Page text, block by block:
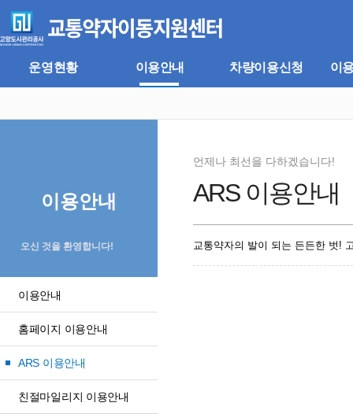
뉴
바
기
바
로
운영현황 이용안내 차량이용신청 이
이용안내
오신 것을 환영합니다!
이용안내
홈페이지 이용안내
ARS 이용안내
친절마일리지 이용안내
ARS 이용안내
언제나 최선을 다하겠습니다!
교통약자의 발이 되는 든든한 벗!